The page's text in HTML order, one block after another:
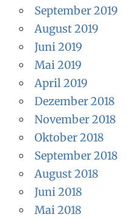
September 2019
August 2019
Juni 2019
Mai 2019
April 2019
Dezember 2018
November 2018
Oktober 2018
September 2018
August 2018
Juni 2018
Mai 2018